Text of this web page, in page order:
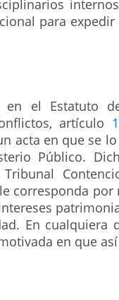
para
en el Estatuto
artículo
acta en que se
Público.
corresponda
En cualquiera
en que